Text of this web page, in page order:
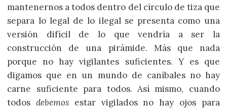
mantenernos a todos dentro del círculo de tiza que
separa lo legal de lo ilegal se presenta como una
versión difícil de lo que vendría a ser la
construcción de una pirámide. Más que nada
porque no hay vigilantes suficientes. Y es que
digamos que en un mundo de caníbales no hay
carne suficiente para todos. Así mismo, cuando
todosdebemos estar vigilados no hay ojos para